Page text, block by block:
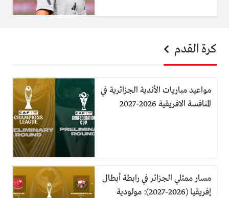
كرة القدم
مواعيد مباريات الأندية الجزائرية في
المنافسة الافريقية 2026-2027
مسار ممثلي الجزائر في رابطة أبطال
إفريقيا (2026-2027): مولودية